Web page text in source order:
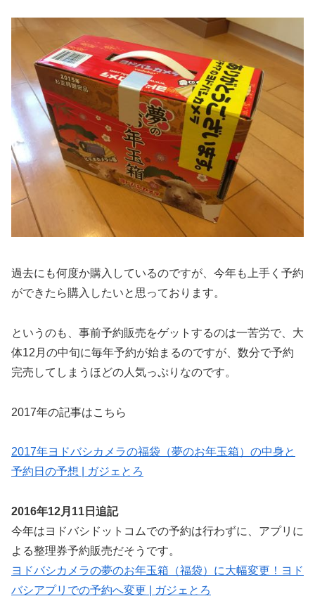
過去にも何度か購入しているのですが、今年も上手く予約
ができたら購入したいと思っております。
というのも、事前予約販売をゲットするのは一苦労で、大
体12月の中旬に毎年予約が始まるのですが、数分で予約
完売してしまうほどの人気っぷりなのです。
2017年の記事はこちら
2017年ヨドバシカメラの福袋（夢のお年玉箱）の中身と
予約日の予想 | ガジェとろ
2016年12月11日追記
今年はヨドバシドットコムでの予約は行わずに、アプリに
よる整理券予約販売だそうです。
ヨドバシカメラの夢のお年玉箱（福袋）に大幅変更！ヨド
バシアプリでの予約へ変更 | ガジェとろ